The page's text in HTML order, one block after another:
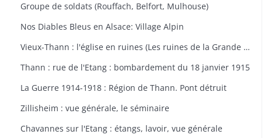
Groupe de soldats (Rouffach, Belfort, Mulhouse)
Nos Diables Bleus en Alsace: Village Alpin
Vieux-Thann : l'église en ruines (Les ruines de la Grande Guerre)
Thann : rue de l'Etang : bombardement du 18 janvier 1915
La Guerre 1914-1918 : Région de Thann. Pont détruit
Zillisheim : vue générale, le séminaire
Chavannes sur l'Etang : étangs, lavoir, vue générale